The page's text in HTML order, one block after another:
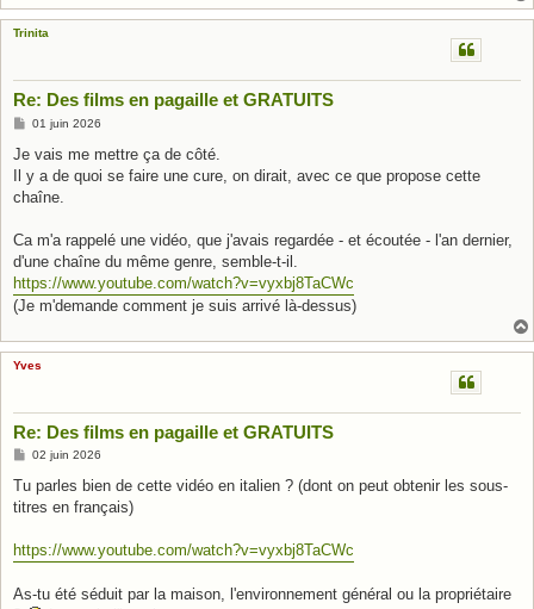
Trinita
Re: Des films en pagaille et GRATUITS
M
s
a
g
01 juin 2026
Je vais me mettre ça de côté.
Il y a de quoi se faire une cure, on dirait, avec ce que propose cette
chaîne.
Ca m'a rappelé une vidéo, que j'avais regardée - et écoutée - l'an dernier,
d'une chaîne du même genre, semble-t-il.
https://www.youtube.com/watch?v=vyxbj8TaCWc
(Je m'demande comment je suis arrivé là-dessus)
Yves
Re: Des films en pagaille et GRATUITS
M
s
a
02 juin 2026
Tu parles bien de cette vidéo en italien ? (dont on peut obtenir les sous-
titres en français)
https://www.youtube.com/watch?v=vyxbj8TaCWc
As-tu été séduit par la maison, l'environnement général ou la propriétaire